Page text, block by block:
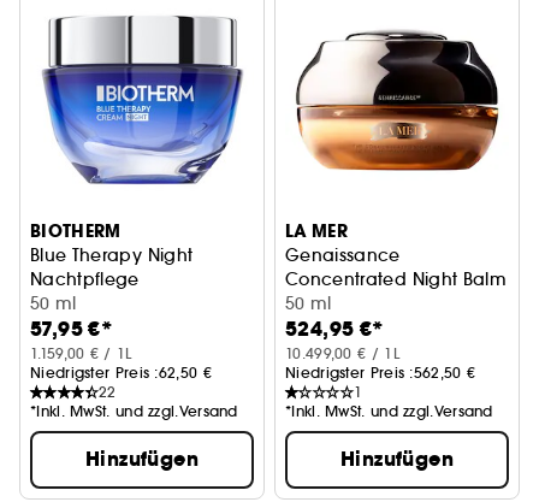
BIOTHERM
Blue Therapy Night
Nachtpflege
Intensive Nachtcreme mit Anti-Falten-Effekt
50 ml
57,95 €*
1.159,00 € / 1L
Niedrigster Preis :62,50 €
22
*Inkl. MwSt. und zzgl.Versand
Hinzufügen
LA MER
Genaissance
Concentrated Night Balm
50 ml
524,95 €*
10.499,00 € / 1L
Niedrigster Preis :562,50 €
1
*Inkl. MwSt. und zzgl.Versand
Hinzufügen